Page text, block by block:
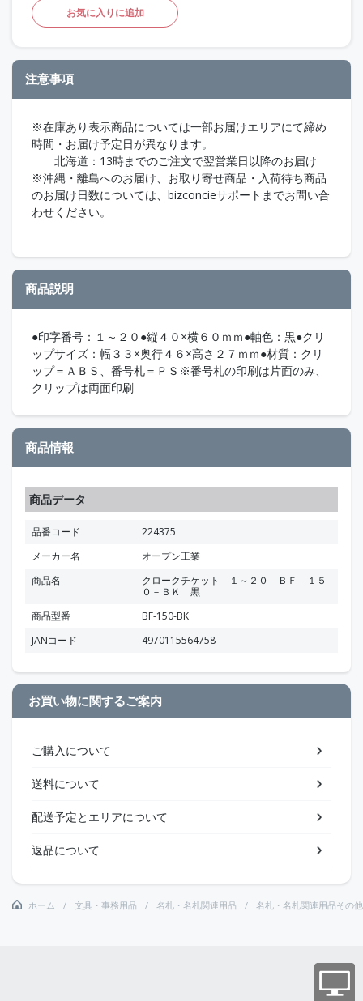
お気に入りに追加
注意事項
※在庫あり表示商品については一部お届けエリアにて締め
時間・お届け予定日が異なります。
北海道：13時までのご注文で翌営業日以降のお届け
※沖縄・離島へのお届け、お取り寄せ商品・入荷待ち商品
のお届け日数については、bizconcieサポートまでお問い合
わせください。
商品説明
●印字番号：１～２０●縦４０×横６０ｍｍ●軸色：黒●クリ
ップサイズ：幅３３×奥行４６×高さ２７ｍｍ●材質：クリ
ップ＝ＡＢＳ、番号札＝ＰＳ※番号札の印刷は片面のみ、
クリップは両面印刷
商品情報
商品データ
品番コード
224375
メーカー名
オープン工業
商品名
クロークチケット １～２０ ＢＦ－１５
０－ＢＫ 黒
商品型番
BF-150-BK
JANコード
4970115564758
お買い物に関するご案内
ご購入について
送料について
配送予定とエリアについて
返品について
ホーム 文具・事務用品 名札・名札関連用品 名札・名札関連用品その他